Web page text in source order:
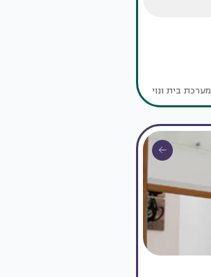
מערכת בית ונוי